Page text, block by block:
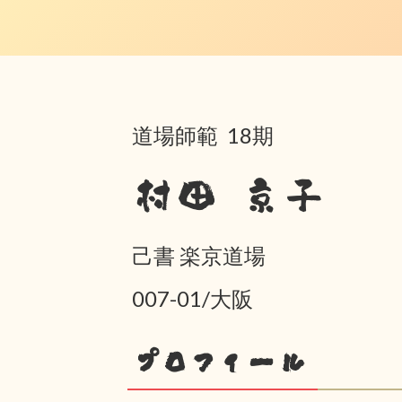
道場師範 18期
村田 京子
己書 楽京道場
007-01/大阪
プロフィール